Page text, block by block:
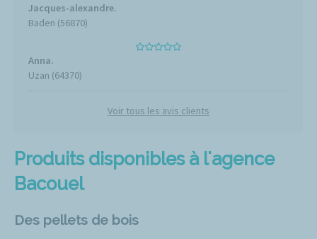
Produits disponibles à l'agence
Bacouel
Des pellets de bois
Jacques-alexandre.
Baden (56870)
Anna.
Uzan (64370)
Voir tous les avis clients